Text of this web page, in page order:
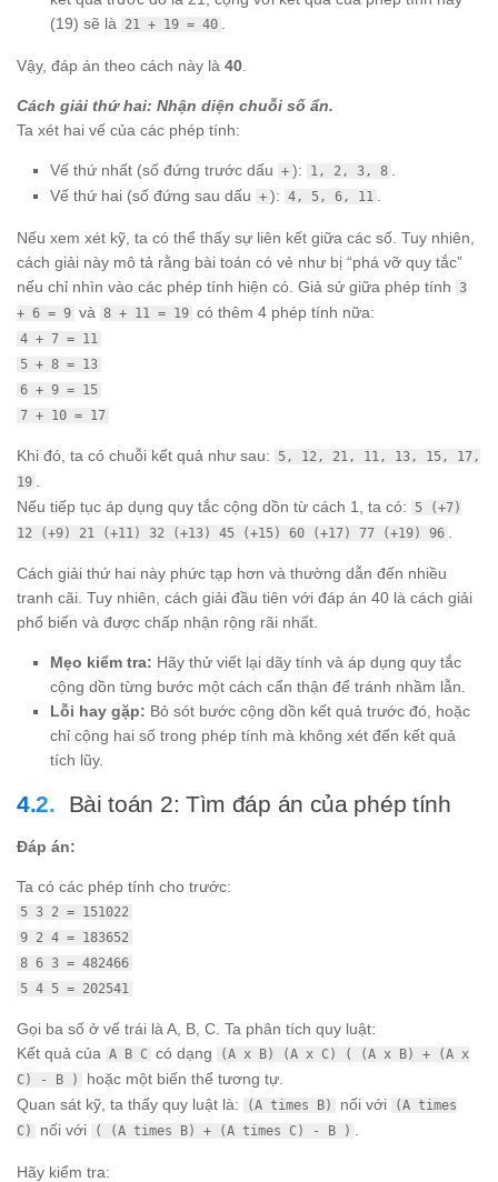
(19) sẽ là
21 + 19 = 40
Vậy, đáp án theo cách này là 40
Cách giải thứ hai: Nhận diện chuỗi số ẩn.
Ta xét hai vế của các phép tính:
Vế thứ nhất (số đứng trước dấu + ): 1, 2, 3, 8
Vế thứ hai (số đứng sau dấu + ): 4, 5, 6, 11
Nếu xem xét kỹ, ta có thể thấy sự liên kết giữa các số. Tuy nhiên,
cách giải này mô tả rằng bài toán có vẻ như bị “phá vỡ quy tắc”
nếu chỉ nhìn vào các phép tính hiện có. Giả sử giữa phép tính 3
+ 6 = 9 và 8 + 11 = 19 có thêm 4 phép tính nữa:
4 + 7 = 11
5 + 8 = 13
6 + 9 = 15
7 + 10 = 17
Khi đó, ta có chuỗi kết quả như sau:
5, 12, 21, 11, 13, 15, 17,
19
Nếu tiếp tục áp dụng quy tắc cộng dồn từ cách 1, ta có:
5 (+7)
12 (+9) 21 (+11) 32 (+13) 45 (+15) 60 (+17) 77 (+19) 96
Cách giải thứ hai này phức tạp hơn và thường dẫn đến nhiều
tranh cãi. Tuy nhiên, cách giải đầu tiên với đáp án 40 là cách giải
phổ biến và được chấp nhận rộng rãi nhất.
Mẹo kiểm tra: Hãy thử viết lại dãy tính và áp dụng quy tắc
cộng dồn từng bước một cách cẩn thận để tránh nhầm lẫn.
Lỗi hay gặp: Bỏ sót bước cộng dồn kết quả trước đó, hoặc
chỉ cộng hai số trong phép tính mà không xét đến kết quả
tích lũy.
Bài toán 2: Tìm đáp án của phép tính
Đáp án:
Ta có các phép tính cho trước:
5 3 2 = 151022
9 2 4 = 183652
8 6 3 = 482466
5 4 5 = 202541
Gọi ba số ở vế trái là A, B, C. Ta phân tích quy luật:
Kết quả của A B C có dạng
(A x B) (A x C) ( (A x B) + (A x
C) - B )
hoặc một biến thể tương tự.
Quan sát kỹ, ta thấy quy luật là:
(A times B) nối với
(A times
C)
nối với ( (A times B) + (A times C) - B ) .
Hãy kiểm tra: